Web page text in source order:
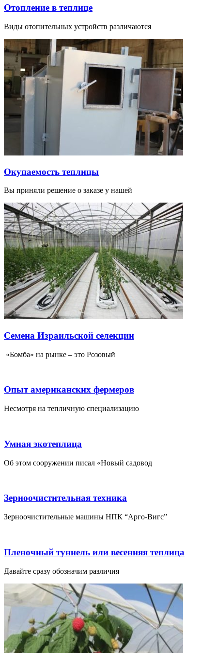
Отопление в теплице
Виды отопительных устройств различаются
Окупаемость теплицы
Вы приняли решение о заказе у нашей
Семена Израильской селекции
«Бомба» на рынке – это Розовый
Опыт американских фермеров
Несмотря на тепличную специализацию
Умная экотеплица
Об этом сооружении писал «Новый садовод
Зерноочистительная техника
Зерноочистительные машины НПК “Арго-Вигс”
Пленочный туннель или весенняя теплица
Давайте сразу обозначим различия